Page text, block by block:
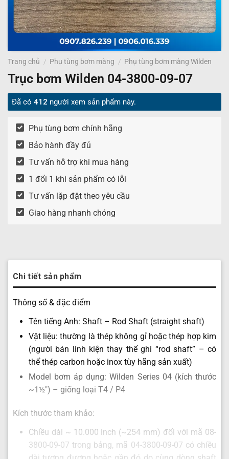
Trang chủ / Phụ tùng bơm màng / Phụ tùng bơm màng Wilden
Trục bơm Wilden 04-3800-09-07
Đã có 412 người xem sản phẩm này.
Phụ tùng bơm chính hãng
Bảo hành đầy đủ
Tư vấn hỗ trợ khi mua hàng
1 đổi 1 khi sản phẩm có lỗi
Tư vấn lặp đặt theo yêu cầu
Giao hàng nhanh chóng
Chi tiết sản phẩm
Thông số & đặc điểm
Tên tiếng Anh: Shaft – Rod Shaft (straight shaft)
Vật liệu: thường là thép không gỉ hoặc thép hợp kim
(người bán linh kiện thay thế ghi “rod shaft” – có
thể thép carbon hoặc inox tùy hãng sản xuất)
Model bơm áp dụng: Wilden Series 04 (kích thước
~1½″) – giống loại T4 / P4
Kích thước tham khảo:
Chiều dài ~ 10.000 inch (~254 mm) đối với mã 08-
3800-09-07 trong bảng, mã 04-3800-09-07 có chiều